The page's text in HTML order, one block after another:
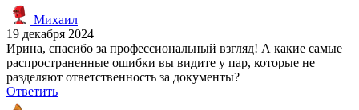
Михаил
19 декабря 2024
Ирина, спасибо за профессиональный взгляд! А какие самые
распространенные ошибки вы видите у пар, которые не
разделяют ответственность за документы?
Ответить